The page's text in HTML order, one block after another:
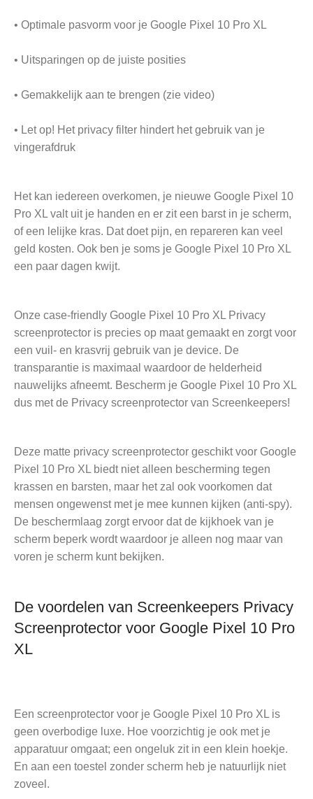
• Optimale pasvorm voor je Google Pixel 10 Pro XL
• Uitsparingen op de juiste posities
• Gemakkelijk aan te brengen (zie video)
• Let op! Het privacy filter hindert het gebruik van je
vingerafdruk
Het kan iedereen overkomen, je nieuwe Google Pixel 10
Pro XL valt uit je handen en er zit een barst in je scherm,
of een lelijke kras. Dat doet pijn, en repareren kan veel
geld kosten. Ook ben je soms je Google Pixel 10 Pro XL
een paar dagen kwijt.
Onze case-friendly Google Pixel 10 Pro XL Privacy
screenprotector is precies op maat gemaakt en zorgt voor
een vuil- en krasvrij gebruik van je device. De
transparantie is maximaal waardoor de helderheid
nauwelijks afneemt. Bescherm je Google Pixel 10 Pro XL
dus met de Privacy screenprotector van Screenkeepers!
Deze matte privacy screenprotector geschikt voor Google
Pixel 10 Pro XL biedt niet alleen bescherming tegen
krassen en barsten, maar het zal ook voorkomen dat
mensen ongewenst met je mee kunnen kijken (anti-spy).
De beschermlaag zorgt ervoor dat de kijkhoek van je
scherm beperk wordt waardoor je alleen nog maar van
voren je scherm kunt bekijken.
De voordelen van Screenkeepers Privacy
Screenprotector voor Google Pixel 10 Pro
XL
Een screenprotector voor je Google Pixel 10 Pro XL is
geen overbodige luxe. Hoe voorzichtig je ook met je
apparatuur omgaat; een ongeluk zit in een klein hoekje.
En aan een toestel zonder scherm heb je natuurlijk niet
zoveel.